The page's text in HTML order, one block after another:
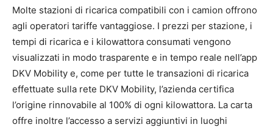
Molte stazioni di ricarica compatibili con i camion offrono
agli operatori tariffe vantaggiose. I prezzi per stazione, i
tempi di ricarica e i kilowattora consumati vengono
visualizzati in modo trasparente e in tempo reale nell’app
DKV Mobility e, come per tutte le transazioni di ricarica
effettuate sulla rete DKV Mobility, l’azienda certifica
l’origine rinnovabile al 100% di ogni kilowattora. La carta
offre inoltre l’accesso a servizi aggiuntivi in luoghi